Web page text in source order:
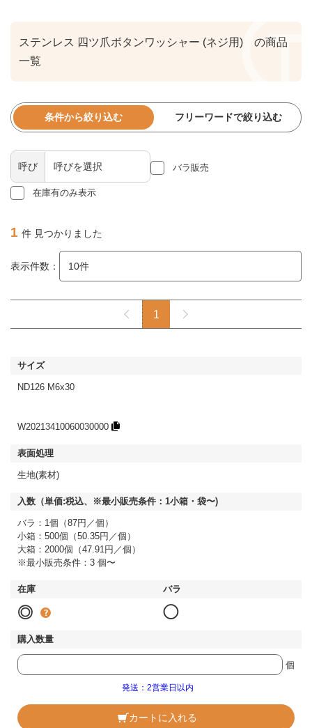
ステンレス 四ツ爪ボタンワッシャー (ネジ用) の商品
一覧
条件から絞り込む フリーワードで絞り込む
呼び バラ販売
在庫有のみ表示
1 件 見つかりました
表示件数：
1
ND126 M6x30
W20213410060030000
生地(素材)
バラ：1個（87円／個）
小箱：500個（50.35円／個）
大箱：2000個（47.91円／個）
※最小販売条件：3 個〜
◎ ◯
個
発送：2営業日以内
カートに入れる